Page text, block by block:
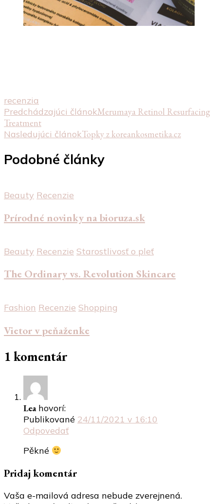
recenzia
Navigácia
v
Predchádzajúci článokMerumaya Retinol Resurfacing
Treatment
Nasledujúci článokTopky z koreankosmetika.cz
Podobné články
Beauty Recenzie
Prírodné novinky na bioruza.sk
Beauty Recenzie Starostlivosť o pleť
The Ordinary vs. Revolution Skincare
Fashion Recenzie Shopping
Vietor v peňaženke
1 komentár
Lea hovorí:
Publikované 24/11/2021 v 16:10
Odpovedať
Pěkné
Pridaj komentár
Vaša e-mailová adresa nebude zverejnená.